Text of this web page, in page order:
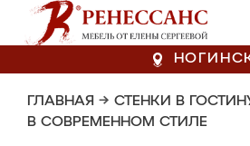
ГЛАВНАЯ → СТЕНКИ В
В СОВРЕМЕННОМ СТИЛЕ